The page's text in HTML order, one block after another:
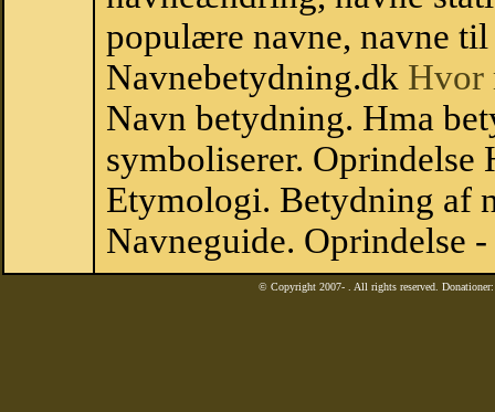
populære navne, navne
Navnebetydning.dk Hvor
Navn betydning. Hma
symboliserer. Oprindelse
Etymologi. Betydning af
Navneguide. Oprindelse
© Copyright 2007- . All rights reserved.